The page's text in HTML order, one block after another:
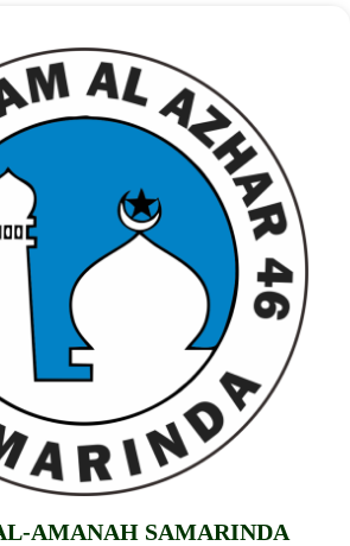
AMANAH SAMARINDA